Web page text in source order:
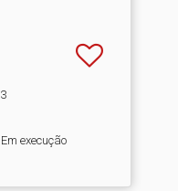
3
Em execução